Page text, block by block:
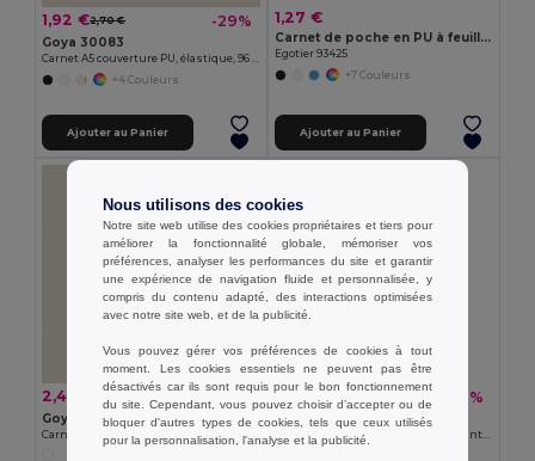
1,92 €2,70 € -29%
Goya 30083
Carnet A5 couverture PU, élastique, 96 pages LUXE
+4 Couleurs
Ajouter au Panier
1,27 €
Carnet de poche en PU à feuilles non-lignées
Egotier 93425
+7 Couleurs
Ajouter au Panier
2,43 € -23%
Goya 38007
Carnet A5 en Liège avec Marque-page CORK
0,69 € -19%
Goya 37513RE
Stylo en aluminium recyclé avec pointeur tactile EVEN
Nous utilisons des cookies
Notre site web utilise des cookies propriétaires et tiers pour
améliorer la fonctionnalité globale, mémoriser vos
préférences, analyser les performances du site et garantir
une expérience de navigation fluide et personnalisée, y
compris du contenu adapté, des interactions optimisées
avec notre site web, et de la publicité.
Vous pouvez gérer vos préférences de cookies à tout
moment. Les cookies essentiels ne peuvent pas être
désactivés car ils sont requis pour le bon fonctionnement
du site. Cependant, vous pouvez choisir d’accepter ou de
bloquer d'autres types de cookies, tels que ceux utilisés
pour la personnalisation, l'analyse et la publicité.